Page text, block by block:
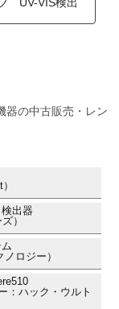
の中古販売・レン
出器
）
ロジー）
：ハック・ウルト